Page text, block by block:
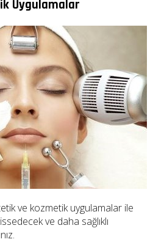
Uygulamalar
ve kozmetik uygulamalar ile
ve daha sağlıklı